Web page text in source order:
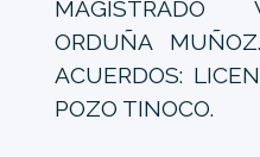
MAGISTRADO
ORDUÑA
ACUERDOS:
POZO TINOCO.